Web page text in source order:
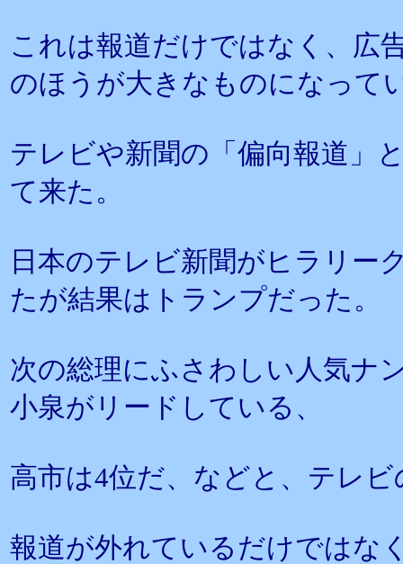
これは報道だけではなく、広
のほうが大きなものになって
テレビや新聞の「偏向報道」
て来た。
日本のテレビ新聞がヒラリー
たが結果はトランプだった。
次の総理にふさわしい人気ナ
小泉がリードしている、
高市は4位だ、などと、テレ
報道が外れているだけではな